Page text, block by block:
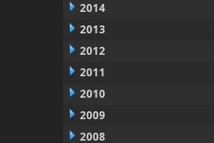
2014
2013
2012
2011
2010
2009
2008